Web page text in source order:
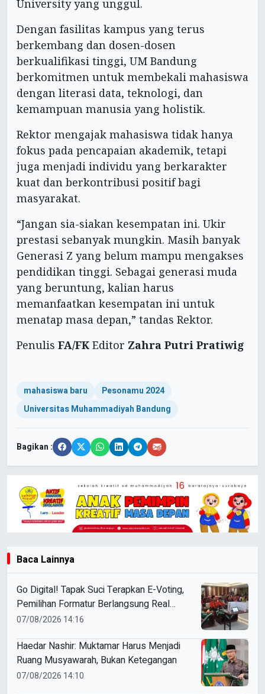
University yang unggul.
Dengan fasilitas kampus yang terus
berkembang dan dosen-dosen
berkualifikasi tinggi, UM Bandung
berkomitmen untuk membekali mahasiswa
dengan literasi data, teknologi, dan
kemampuan manusia yang holistik.
Rektor mengajak mahasiswa tidak hanya
fokus pada pencapaian akademik, tetapi
juga menjadi individu yang berkarakter
kuat dan berkontribusi positif bagi
masyarakat.
“Jangan sia-siakan kesempatan ini. Ukir
prestasi sebanyak mungkin. Masih banyak
Generasi Z yang belum mampu mengakses
pendidikan tinggi. Sebagai generasi muda
yang beruntung, kalian harus
memanfaatkan kesempatan ini untuk
menatap masa depan,” tandas Rektor.
Penulis FA/FK Editor Zahra Putri Pratiwig
mahasiswa baru
Pesonamu 2024
Universitas Muhammadiyah Bandung
Bagikan :
Baca Lainnya
Go Digital! Tapak Suci Terapkan E-Voting,
Pemilihan Formatur Berlangsung Real
Time
07/08/2026 14:16
Haedar Nashir: Muktamar Harus Menjadi
Ruang Musyawarah, Bukan Ketegangan
07/08/2026 14:10